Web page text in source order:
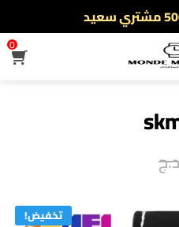
عند استلام المنتج
الولايات
0
د.ج
تخفيض!